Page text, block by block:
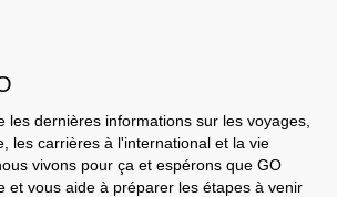
les dernières informations sur les voyages,
les carrières à l'international et la vie
vivons pour ça et espérons que GO
et vous aide à préparer les étapes à venir